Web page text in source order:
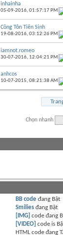
inhainha
05-09-2016,01:57:17 PM
Công Tôn Tiên Sinh
19-08-2016,03:12:26 PM
iamnot.romeo
30-07-2016, 12:04:21 PM
anhcos
10-07-2015,08:21:38 AM
Chọn nhanh
BB code đang Bật
Smilies đang Bật
[IMG] code đang
[VIDEO] code is
HTML code đang